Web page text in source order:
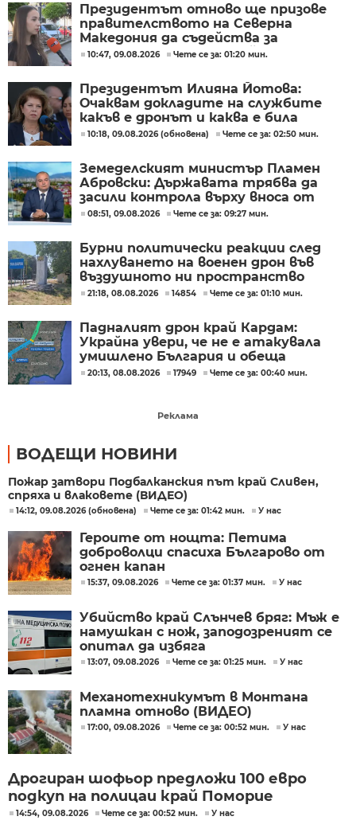
Президентът отново ще призове
правителството на Северна
Македония да съдейства за
лечението на Ива Михайлова
10:47, 09.08.2026 Чете се за: 01:20 мин.
Президентът Илияна Йотова:
Очаквам докладите на службите
какъв е дронът и каква е била
неговата роля
10:18, 09.08.2026 (обновена) Чете се за: 02:50 мин.
Земеделският министър Пламен
Абровски: Държавата трябва да
засили контрола върху вноса от
трети страни
08:51, 09.08.2026 Чете се за: 09:27 мин.
Бурни политически реакции след
нахлуването на военен дрон във
въздушното ни пространство
(ОБЗОР)
21:18, 08.08.2026 14854 Чете се за: 01:10 мин.
Падналият дрон край Кардам:
Украйна увери, че не е атакувала
умишлено България и обеща
разследване
20:13, 08.08.2026 17949 Чете се за: 00:40 мин.
Реклама
ВОДЕЩИ НОВИНИ
Пожар затвори Подбалканския път край Сливен,
спряха и влаковете (ВИДЕО)
14:12, 09.08.2026 (обновена) Чете се за: 01:42 мин. У нас
Героите от нощта: Петима
доброволци спасиха Българово от
огнен капан
15:37, 09.08.2026 Чете се за: 01:37 мин. У нас
Убийство край Слънчев бряг: Мъж е
намушкан с нож, заподозреният се
опитал да избяга
13:07, 09.08.2026 Чете се за: 01:25 мин. У нас
Механотехникумът в Монтана
пламна отново (ВИДЕО)
17:00, 09.08.2026 Чете се за: 00:52 мин. У нас
Дрогиран шофьор предложи 100 евро
подкуп на полицаи край Поморие
14:54, 09.08.2026 Чете се за: 00:52 мин. У нас